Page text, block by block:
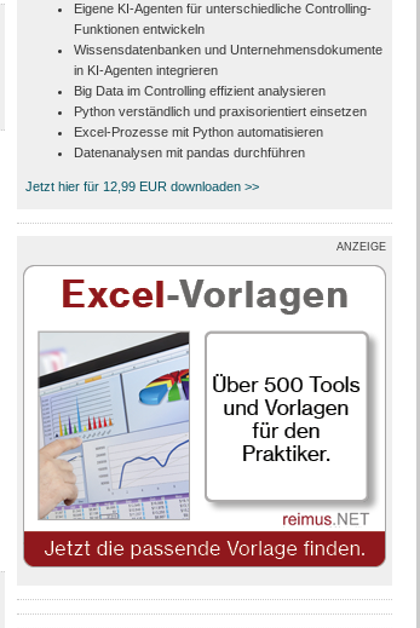
Eigene KI-Agenten für unterschiedliche Controlling-
Funktionen entwickeln
Wissensdatenbanken und Unternehmensdokumente
in KI-Agenten integrieren
Big Data im Controlling effizient analysieren
Python verständlich und praxisorientiert einsetzen
Excel-Prozesse mit Python automatisieren
Datenanalysen mit pandas durchführen
Jetzt hier für 12,99 EUR downloaden >>
ANZEIGE